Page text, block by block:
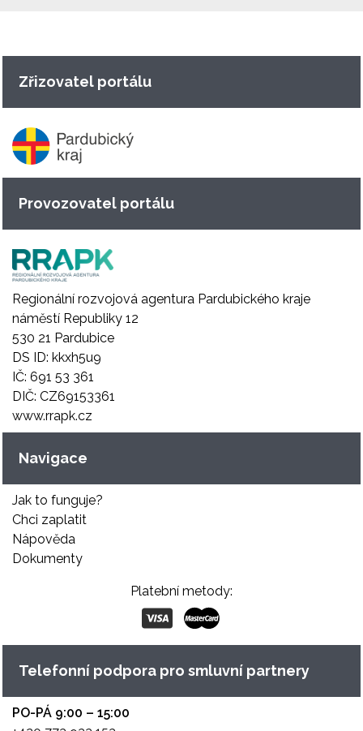
Zřizovatel portálu
Provozovatel portálu
Regionální rozvojová agentura Pardubického kraje
náměstí Republiky 12
530 21 Pardubice
DS ID: kkxh5u9
IČ: 691 53 361
DIČ: CZ69153361
www.rrapk.cz
Navigace
Jak to funguje?
Chci zaplatit
Nápověda
Dokumenty
Platební metody:
Telefonní podpora pro smluvní partnery
PO-PÁ 9:00 – 15:00